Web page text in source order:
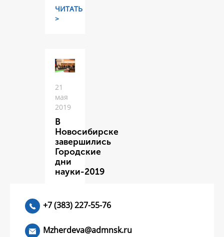
ЧИТАТЬ
>
21
мая
2019
В
Новосибирске
завершились
Городские
дни
науки-2019
+7 (383) 227-55-76
Mzherdeva@admnsk.ru